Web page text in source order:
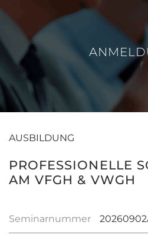
AUSBILDUNG
PROFESSIONELLE
AM VFGH & VWGH
Seminarnummer